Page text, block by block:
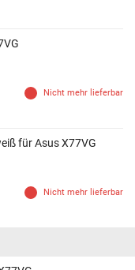
Nicht mehr lieferbar
für Asus X77VG
Nicht mehr lieferbar